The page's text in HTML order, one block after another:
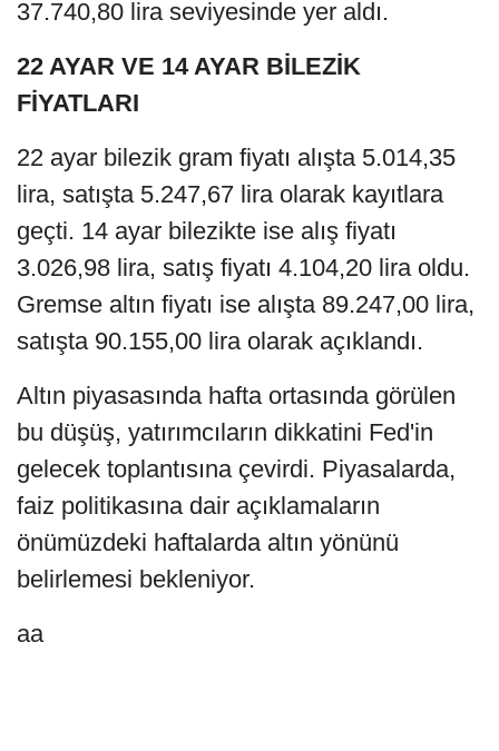
37.740,80 lira seviyesinde yer aldı.
22 AYAR VE 14 AYAR BİLEZİK
FİYATLARI
22 ayar bilezik gram fiyatı alışta 5.014,35
lira, satışta 5.247,67 lira olarak kayıtlara
geçti. 14 ayar bilezikte ise alış fiyatı
3.026,98 lira, satış fiyatı 4.104,20 lira oldu.
Gremse altın fiyatı ise alışta 89.247,00 lira,
satışta 90.155,00 lira olarak açıklandı.
Altın piyasasında hafta ortasında görülen
bu düşüş, yatırımcıların dikkatini Fed'in
gelecek toplantısına çevirdi. Piyasalarda,
faiz politikasına dair açıklamaların
önümüzdeki haftalarda altın yönünü
belirlemesi bekleniyor.
aa